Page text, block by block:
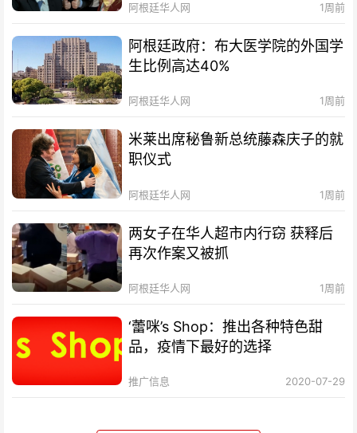
阿根廷华人网 1周前
阿根廷政府：布大医学院的外国学
生比例高达40%
阿根廷华人网 1周前
米莱出席秘鲁新总统藤森庆子的就
职仪式
阿根廷华人网 1周前
两女子在华人超市内行窃 获释后
再次作案又被抓
阿根廷华人网 1周前
‘蕾咪’s Shop：推出各种特色甜
品，疫情下最好的选择
推广信息 2020-07-29